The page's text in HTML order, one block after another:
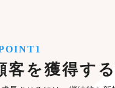
客を獲得す